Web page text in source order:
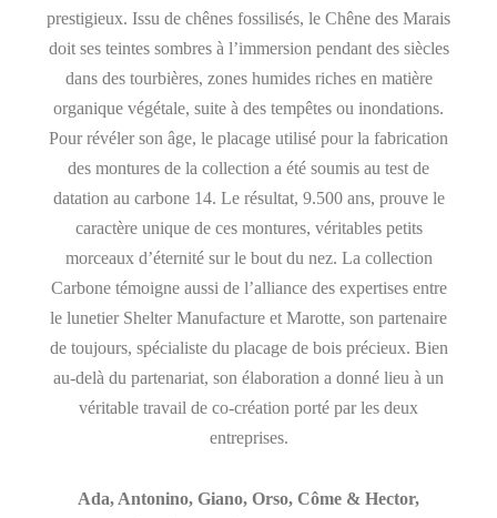
prestigieux. Issu de chênes fossilisés, le Chêne des Marais
doit ses teintes sombres à l’immersion pendant des siècles
dans des tourbières, zones humides riches en matière
organique végétale, suite à des tempêtes ou inondations.
Pour révéler son âge, le placage utilisé pour la fabrication
des montures de la collection a été soumis au test de
datation au carbone 14. Le résultat, 9.500 ans, prouve le
caractère unique de ces montures, véritables petits
morceaux d’éternité sur le bout du nez. La collection
Carbone témoigne aussi de l’alliance des expertises entre
le lunetier Shelter Manufacture et Marotte, son partenaire
de toujours, spécialiste du placage de bois précieux. Bien
au-delà du partenariat, son élaboration a donné lieu à un
véritable travail de co-création porté par les deux
entreprises.
Ada, Antonino, Giano, Orso, Côme & Hector,